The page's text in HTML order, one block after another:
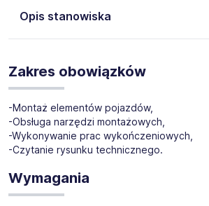
Opis stanowiska
poszukujemy kandydatów na stanowisko:
Monter na produkcji pojazdów (k/m)
Lokalizacja:Bolechowo-Osiedle
zakresie)
Zakres obowiązków
-Montaż elementów pojazdów,
-Obsługa narzędzi montażowych,
-Wykonywanie prac wykończeniowych,
-Czytanie rysunku technicznego.
Wymagania